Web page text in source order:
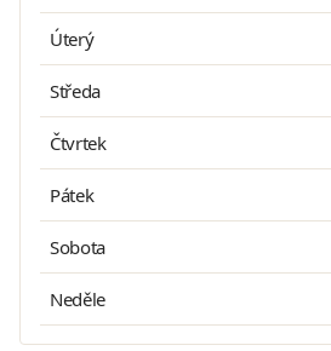
Úterý
Středa
Čtvrtek
Pátek
Sobota
Neděle